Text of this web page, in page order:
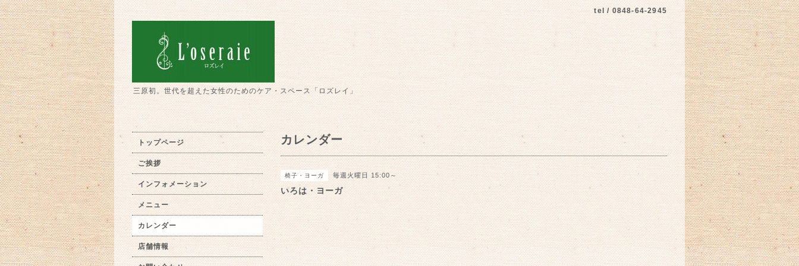
tel / 0848-64-2945
三原初。世代を超えた女性のためのケア・スペース「ロズレイ」
カレンダー
椅子・ヨーガ 毎週火曜日 15:00～
いろは・ヨーガ
トップページ
ご挨拶
インフォメーション
メニュー
カレンダー
店舗情報